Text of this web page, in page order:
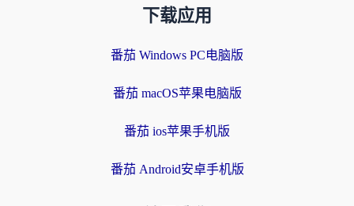
下载应用
番茄 Windows PC电脑版
番茄 macOS苹果电脑版
番茄 ios苹果手机版
番茄 Android安卓手机版